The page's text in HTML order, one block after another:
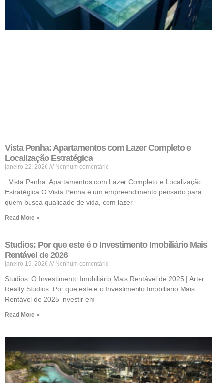
Vista Penha: Apartamentos com Lazer Completo e
Localização Estratégica
janeiro 22, 2026 Nenhum comentário
Vista Penha: Apartamentos com Lazer Completo e Localização
Estratégica O Vista Penha é um empreendimento pensado para
quem busca qualidade de vida, com lazer
Read More »
Studios: Por que este é o Investimento Imobiliário Mais
Rentável de 2026
janeiro 19, 2026 Nenhum comentário
Studios: O Investimento Imobiliário Mais Rentável de 2025 | Arter
Realty Studios: Por que este é o Investimento Imobiliário Mais
Rentável de 2025 Investir em
Read More »